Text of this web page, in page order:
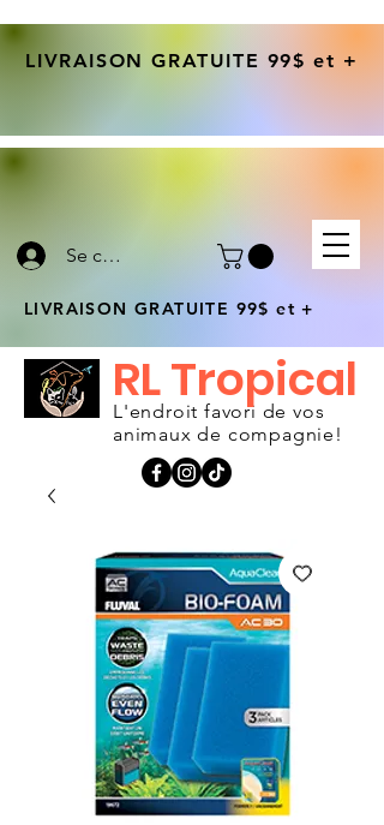
Se connecter
LIVRAISON GRATUITE 99$ et +
L'endroit favori de vos
animaux de compagnie!
RL Tropical
LIVRAISON GRATUITE 99$ et +